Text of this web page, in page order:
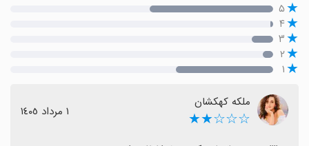
۵
۴
۳
۲
۱
ملکه کهکشان
☆☆☆★★ ١ مرداد ١٤٠٥